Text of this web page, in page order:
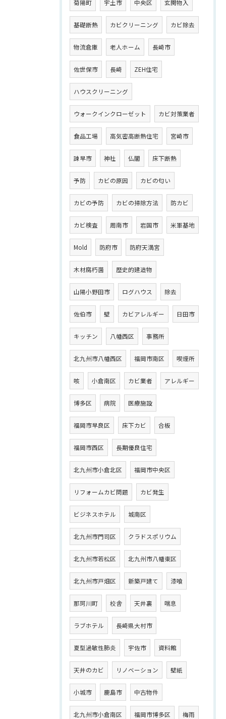
菊陽町 宇土市 中央区 玄関物入
基礎断熱 カビクリーニング カビ除去
物流倉庫 老人ホーム 長崎市
佐世保市 長崎 ZEH住宅
ハウスクリーニング
ウォークインクローゼット カビ対策業者
食品工場 高気密高断熱住宅 宮崎市
諫早市 神社 仏閣 床下断熱
予防 カビの原因 カビの匂い
カビの予防 カビの掃除方法 防カビ
カビ検査 周南市 岩国市 米軍基地
Mold 防府市 防府天満宮
木材腐朽菌 歴史的建造物
山陽小野田市 ログハウス 除去
佐伯市 壁 カビアレルギー 日田市
キッチン 八幡西区 事務所
北九州市八幡西区 福岡市南区 喫煙所
咳 小倉南区 カビ業者 アレルギー
博多区 病院 医療施設
福岡市早良区 床下カビ 合板
福岡市西区 長期優良住宅
北九州市小倉北区 福岡市中央区
リフォームカビ問題 カビ発生
ビジネスホテル 城南区
北九州市門司区 クラドスポリウム
北九州市若松区 北九州市八幡東区
北九州市戸畑区 新築戸建て 漆喰
那珂川町 校舎 天井裏 喘息
ラブホテル 長崎県大村市
夏型過敏性肺炎 宇佐市 資料館
天井のカビ リノベーション 壁紙
小城市 鹿島市 中古物件
北九州市小倉南区 福岡市博多区 梅雨